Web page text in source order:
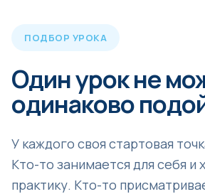
ПОДБОР УРОКА
Один урок не
одинаково
У каждого своя стартовая
Кто-то занимается для себя и
практику. Кто-то